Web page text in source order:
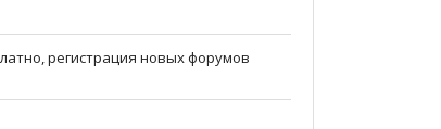
регистрация новых форумов